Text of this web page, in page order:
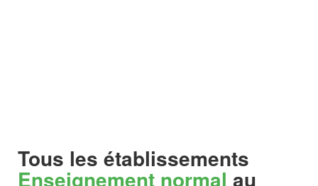
Tous les établissements
Enseignement normal au